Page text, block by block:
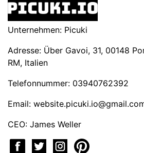
Unternehmen: Picuki
Adresse: Über Gavoi, 31, 00148
RM, Italien
Telefonnummer: 03940762392
Email:
CEO: James Weller